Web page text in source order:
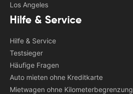
Los Angeles
Hilfe & Service
Hilfe & Service
Testsieger
Häufige Fragen
Auto mieten ohne Kreditkarte
Mietwagen ohne Kilometerbegrenzung